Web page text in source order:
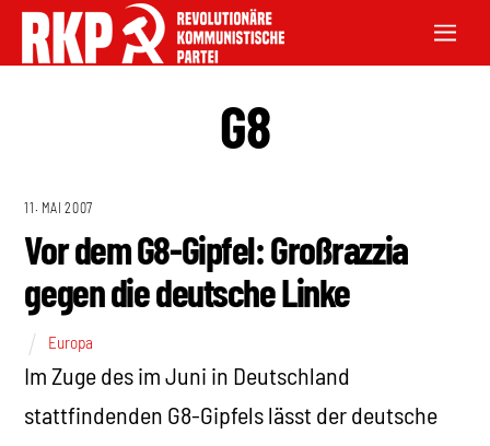
G8
11. MAI 2007
Vor dem G8-Gipfel: Großrazzia
gegen die deutsche Linke
Europa
Im Zuge des im Juni in Deutschland
stattfindenden G8-Gipfels lässt der deutsche